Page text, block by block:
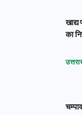
खाद्य
का